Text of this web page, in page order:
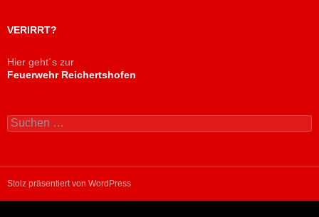
VERIRRT?
Hier geht´s zur
Feuerwehr Reichertshofen
Suchen
nach:
Stolz präsentiert von WordPress